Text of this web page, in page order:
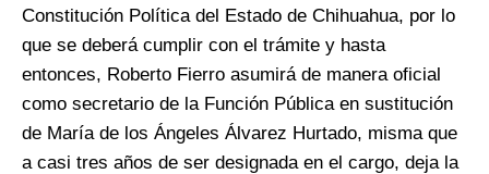
Constitución Política del Estado de Chihuahua, por lo
que se deberá cumplir con el trámite y hasta
entonces, Roberto Fierro asumirá de manera oficial
como secretario de la Función Pública en sustitución
de María de los Ángeles Álvarez Hurtado, misma que
a casi tres años de ser designada en el cargo, deja la